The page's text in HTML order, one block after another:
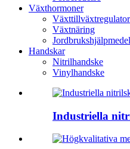
Växthormoner
Växttillväxtregulator
Växtnäring
Jordbrukshjälpmedel
Handskar
Nitrilhandske
Vinylhandske
Industriella